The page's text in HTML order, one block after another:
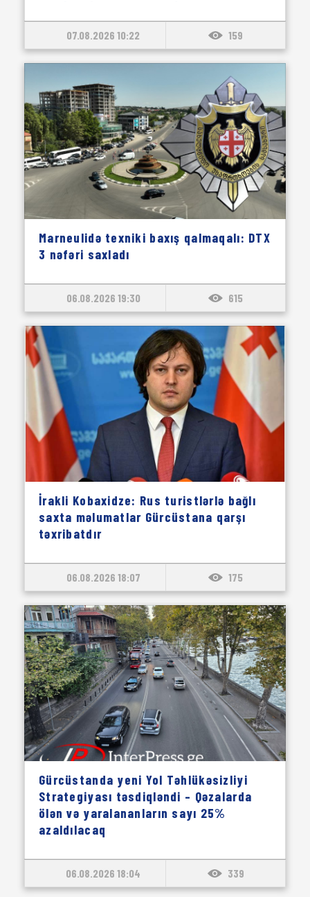
07.08.2026 10:22 159
Marneulidə texniki baxış qalmaqalı: DTX
3 nəfəri saxladı
06.08.2026 19:30 615
İrakli Kobaxidze: Rus turistlərlə bağlı
saxta məlumatlar Gürcüstana qarşı
təxribatdır
06.08.2026 18:07 175
Gürcüstanda yeni Yol Təhlükəsizliyi
Strategiyası təsdiqləndi – Qəzalarda
ölən və yaralananların sayı 25%
azaldılacaq
06.08.2026 18:04 339